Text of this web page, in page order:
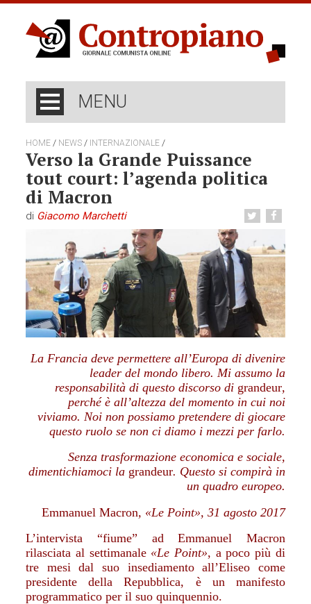
MENU
HOME / NEWS / INTERNAZIONALE /
Verso la Grande Puissance
tout court: l’agenda politica
di Macron
di Giacomo Marchetti
La Francia deve permettere all’Europa di divenire
leader del mondo libero. Mi assumo la
responsabilità di questo discorso di grandeur,
perché è all’altezza del momento in cui noi
viviamo. Noi non possiamo pretendere di giocare
questo ruolo se non ci diamo i mezzi per farlo.
Senza trasformazione economica e sociale,
dimentichiamoci la grandeur. Questo si compirà in
un quadro europeo.
Emmanuel Macron, «Le Point», 31 agosto 2017
L’intervista “fiume” ad Emmanuel Macron
rilasciata al settimanale «Le Point», a poco più di
tre mesi dal suo insediamento all’Eliseo come
presidente della Repubblica, è un manifesto
programmatico per il suo quinquennio.